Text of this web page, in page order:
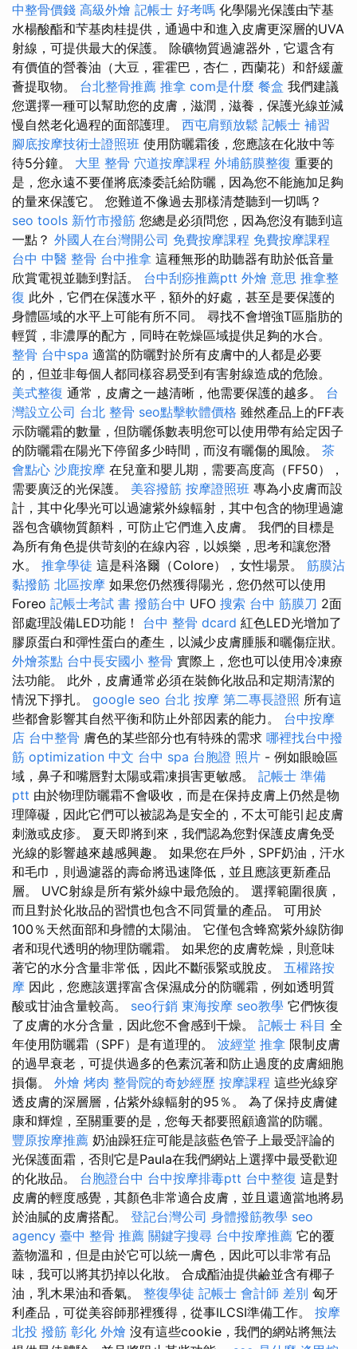
中整骨價錢 高級外燴 記帳士 好考嗎 化學陽光保護由芐基
水楊酸酯和芐基肉桂提供，通過中和進入皮膚更深層的UVA
射線，可提供最大的保護。 除礦物質過濾器外，它還含有
有價值的營養油（大豆，霍霍巴，杏仁，西蘭花）和舒緩蘆
薈提取物。 台北整骨推薦 推拿 com是什麼 餐盒 我們建議
您選擇一種可以幫助您的皮膚，滋潤，滋養，保護光線並減
慢自然老化過程的面部護理。 西屯肩頸放鬆 記帳士 補習
腳底按摩技術士證照班 使用防曬霜後，您應該在化妝中等
待5分鐘。 大里 整骨 穴道按摩課程 外埔筋膜整復 重要的
是，您永遠不要僅將底漆委託給防曬，因為您不能施加足夠
的量來保護它。 您難道不像過去那樣清楚聽到一切嗎？
seo tools 新竹市撥筋 您總是必須問您，因為您沒有聽到這
一點？ 外國人在台灣開公司 免費按摩課程 免費按摩課程
台中 中醫 整骨 台中推拿 這種無形的助聽器有助於低音量
欣賞電視並聽到對話。 台中刮痧推薦ptt 外燴 意思 推拿整
復 此外，它們在保護水平，額外的好處，甚至是要保護的
身體區域的水平上可能有所不同。 尋找不會增強T區脂肪的
輕質，非濃厚的配方，同時在乾燥區域提供足夠的水合。
整骨 台中spa 適當的防曬對於所有皮膚中的人都是必要
的，但並非每個人都同樣容易受到有害射線造成的危險。
美式整復 通常，皮膚之一越清晰，他需要保護的越多。 台
灣設立公司 台北 整骨 seo點擊軟體價格 雖然產品上的FF表
示防曬霜的數量，但防曬係數表明您可以使用帶有給定因子
的防曬霜在陽光下停留多少時間，而沒有曬傷的風險。 茶
會點心 沙鹿按摩 在兒童和嬰儿期，需要高度高（FF50），
需要廣泛的光保護。 美容撥筋 按摩證照班 專為小皮膚而設
計，其中化學光可以過濾紫外線輻射，其中包含的物理過濾
器包含礦物質顏料，可防止它們進入皮膚。 我們的目標是
為所有角色提供苛刻的在線內容，以娛樂，思考和讓您潛
水。 推拿學徒 這是科洛爾（Colore），女性場景。 筋膜沾
黏撥筋 北區按摩 如果您仍然獲得陽光，您仍然可以使用
Foreo 記帳士考試 書 撥筋台中 UFO 搜索 台中 筋膜刀 2面
部處理設備LED功能！ 台中 整骨 dcard 紅色LED光增加了
膠原蛋白和彈性蛋白的產生，以減少皮膚腫脹和曬傷症狀。
外燴茶點 台中長安國小 整骨 實際上，您也可以使用冷凍療
法功能。 此外，皮膚通常必須在裝飾化妝品和定期清潔的
情況下掙扎。 google seo 台北 按摩 第二專長證照 所有這
些都會影響其自然平衡和防止外部因素的能力。 台中按摩
店 台中整骨 膚色的某些部分也有特殊的需求 哪裡找台中撥
筋 optimization 中文 台中 spa 台胞證 照片 - 例如眼瞼區
域，鼻子和嘴唇對太陽或霜凍損害更敏感。 記帳士 準備
ptt 由於物理防曬霜不會吸收，而是在保持皮膚上仍然是物
理障礙，因此它們可以被認為是安全的，不太可能引起皮膚
刺激或皮疹。 夏天即將到來，我們認為您對保護皮膚免受
光線的影響越來越感興趣。 如果您在戶外，SPF奶油，汗水
和毛巾，則過濾器的壽命將迅速降低，並且應該更新產品
層。 UVC射線是所有紫外線中最危險的。 選擇範圍很廣，
而且對於化妝品的習慣也包含不同質量的產品。 可用於
100％天然面部和身體的太陽油。 它僅包含蜂窩紫外線防御
者和現代透明的物理防曬霜。 如果您的皮膚乾燥，則意味
著它的水分含量非常低，因此不斷張緊或脫皮。 五權路按
摩 因此，您應該選擇富含保濕成分的防曬霜，例如透明質
酸或甘油含量較高。 seo行銷 東海按摩 seo教學 它們恢復
了皮膚的水分含量，因此您不會感到干燥。 記帳士 科目 全
年使用防曬霜（SPF）是有道理的。 波經堂 推拿 限制皮膚
的過早衰老，可提供過多的色素沉著和防止過度的皮膚細胞
損傷。 外燴 烤肉 整骨院的奇妙經歷 按摩課程 這些光線穿
透皮膚的深層層，佔紫外線輻射的95％。 為了保持皮膚健
康和輝煌，至關重要的是，您每天都要照顧適當的防曬。
豐原按摩推薦 奶油躁狂症可能是該藍色管子上最受評論的
光保護面霜，否則它是Paula在我們網站上選擇中最受歡迎
的化妝品。 台胞證台中 台中按摩排毒ptt 台中整復 這是對
皮膚的輕度感覺，其顏色非常適合皮膚，並且還適當地將易
於油膩的皮膚搭配。 登記台灣公司 身體撥筋教學 seo
agency 臺中 整骨 推薦 關鍵字搜尋 台中按摩推薦 它的覆
蓋物溫和，但是由於它可以統一膚色，因此可以非常有品
味，我可以將其扔掉以化妝。 合成酯油提供鹼並含有椰子
油，乳木果油和香氣。 整復學徒 記帳士 會計師 差別 匈牙
利產品，可從美容師那裡獲得，從事ILCSI準備工作。 按摩
北投 撥筋 彰化 外燴 沒有這些cookie，我們的網站將無法